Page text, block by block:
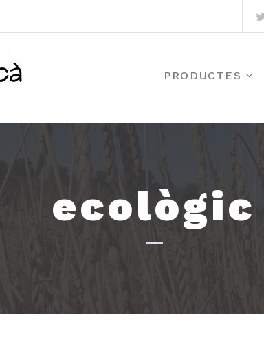
PRODUCTES
ecològic